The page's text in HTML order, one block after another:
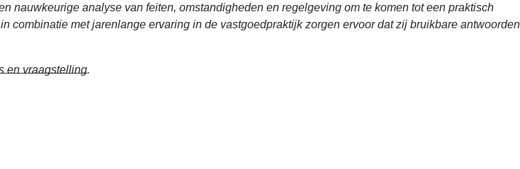
nauwkeurige analyse van feiten, omstandigheden en regelgeving om te komen tot een praktisch
combinatie met jarenlange ervaring in de vastgoedpraktijk zorgen ervoor dat zij bruikbare antwoorden
en vraagstelling.